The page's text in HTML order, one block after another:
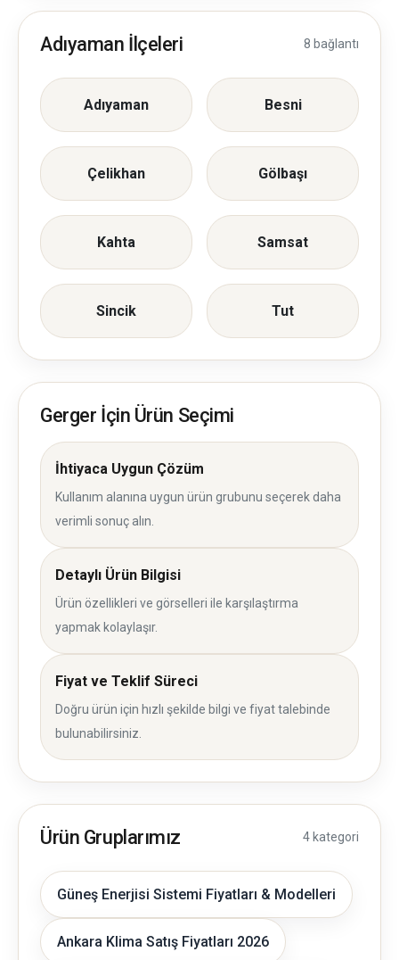
Adıyaman İlçeleri 8 bağlantı
Adıyaman Besni
Çelikhan Gölbaşı
Kahta Samsat
Sincik Tut
Gerger İçin Ürün Seçimi
İhtiyaca Uygun Çözüm
Kullanım alanına uygun ürün grubunu seçerek daha
verimli sonuç alın.
Detaylı Ürün Bilgisi
Ürün özellikleri ve görselleri ile karşılaştırma
yapmak kolaylaşır.
Fiyat ve Teklif Süreci
Doğru ürün için hızlı şekilde bilgi ve fiyat talebinde
bulunabilirsiniz.
Ürün Gruplarımız 4 kategori
Güneş Enerjisi Sistemi Fiyatları & Modelleri
Ankara Klima Satış Fiyatları 2026